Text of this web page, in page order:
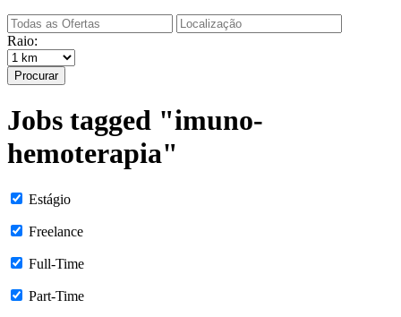
Raio:
Procurar
Jobs tagged "imuno-
hemoterapia"
Estágio
Freelance
Full-Time
Part-Time